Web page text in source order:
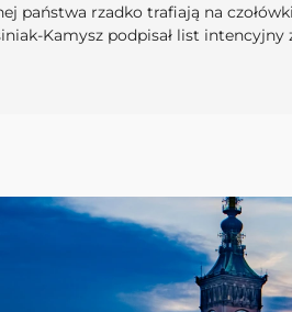
państwa rzadko trafiają na
Kamysz podpisał list